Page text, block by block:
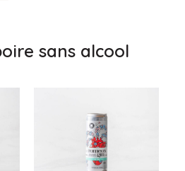
sans alcool